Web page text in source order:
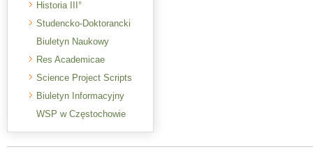
Historia III°
Studencko-Doktorancki
Biuletyn Naukowy
Res Academicae
Science Project Scripts
Biuletyn Informacyjny
WSP w Częstochowie